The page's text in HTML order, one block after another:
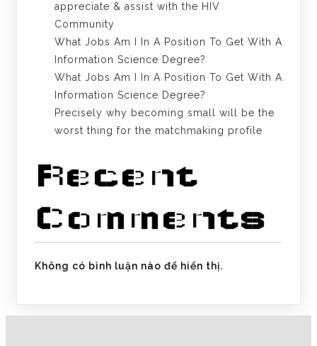
appreciate & assist with the HIV
Community
What Jobs Am I In A Position To Get With A
Information Science Degree?
What Jobs Am I In A Position To Get With A
Information Science Degree?
Precisely why becoming small will be the
worst thing for the matchmaking profile
Recent
Comments
Không có bình luận nào để hiển thị.